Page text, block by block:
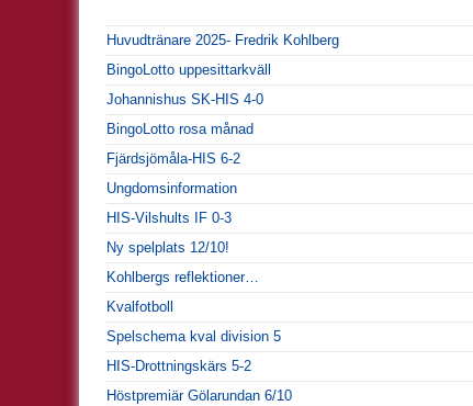
Huvudtränare 2025- Fredrik Kohlberg
BingoLotto uppesittarkväll
Johannishus SK-HIS 4-0
BingoLotto rosa månad
Fjärdsjömåla-HIS 6-2
Ungdomsinformation
HIS-Vilshults IF 0-3
Ny spelplats 12/10!
Kohlbergs reflektioner…
Kvalfotboll
Spelschema kval division 5
HIS-Drottningskärs 5-2
Höstpremiär Gölarundan 6/10